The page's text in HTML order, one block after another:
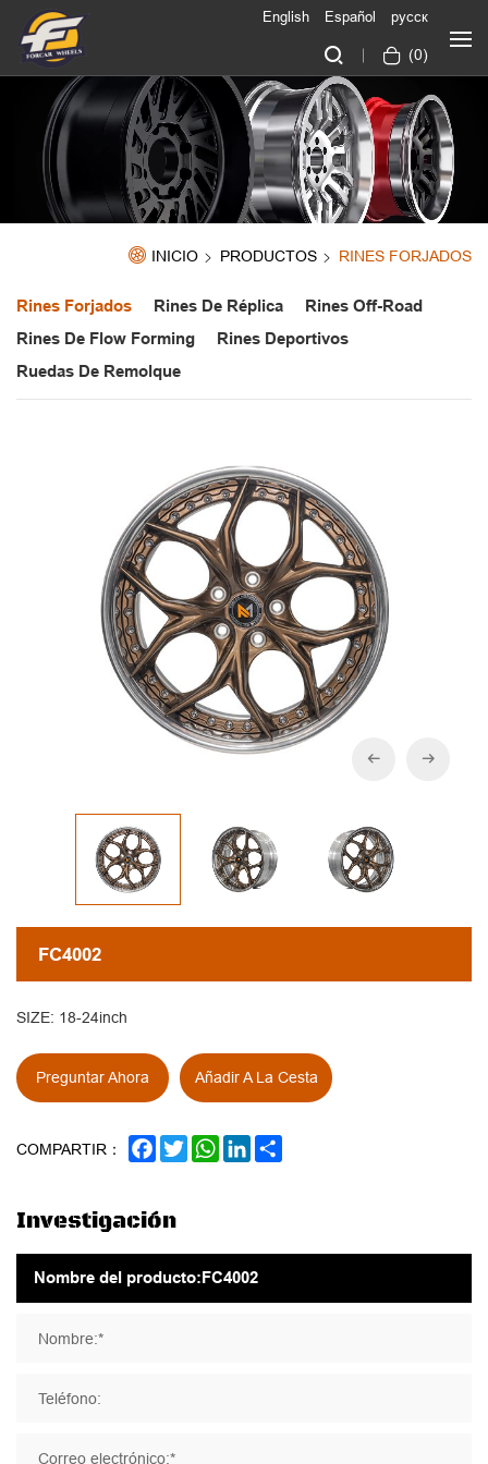
(0)
English Español русск
INICIO PRODUCTOS RINES FORJADOS
Rines Forjados Rines De Réplica
Rines Off-Road
Rines De Flow Forming
Rines Deportivos
Ruedas De Remolque
FC4002
SIZE: 18-24inch
Preguntar Ahora Añadir A La Cesta
COMPARTIR： FACEBOOK
TWITTERWHATSAPP
LINKEDIN
Investigación
Nombre:*
Teléfono:
Correo electrónico:*